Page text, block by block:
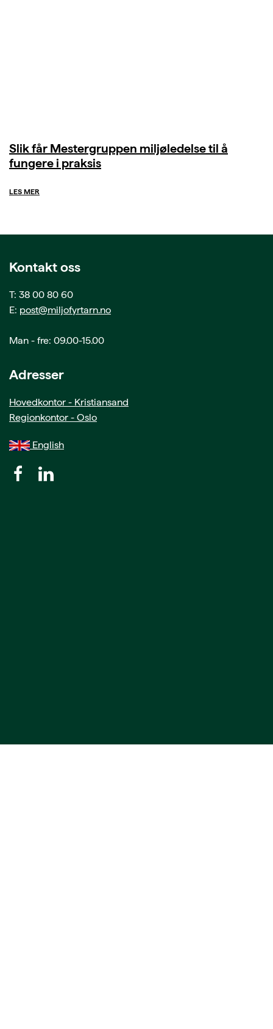
Slik får Mestergruppen miljøledelse til å
fungere i praksis
LES MER
Kontakt oss
T: 38 00 80 60
E: post@miljofyrtarn.no
Man - fre: 09.00-15.00
Adresser
Hovedkontor - Kristiansand
Regionkontor - Oslo
English